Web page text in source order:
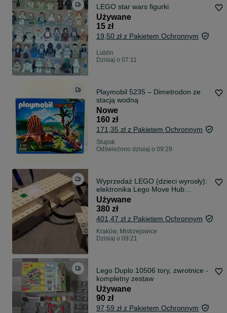
LEGO star wars figurki
Używane
15 zł
19,50 zł z Pakietem Ochronnym
Lublin
Dzisiaj o 07:11
Playmobil 5235 – Dimetrodon ze
stacją wodną
Nowe
160 zł
171,35 zł z Pakietem Ochronnym
Słupsk
Odświeżono dzisiaj o 09:29
Wyprzedaż LEGO (dzieci wyrosły):
elektronika Lego Move Hub
(88006), Interactive Motor (88008),
Color & Distance Sensor (88007),
sprawne, Kraków
Używane
380 zł
401,47 zł z Pakietem Ochronnym
Kraków, Mistrzejowice
Dzisiaj o 09:21
Lego Duplo 10506 tory, zwrotnice -
kompletny zestaw
Używane
90 zł
97,59 zł z Pakietem Ochronnym